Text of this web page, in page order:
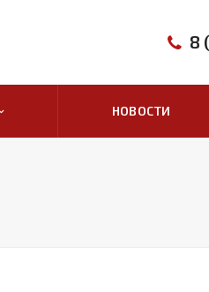
8
НОВОСТИ